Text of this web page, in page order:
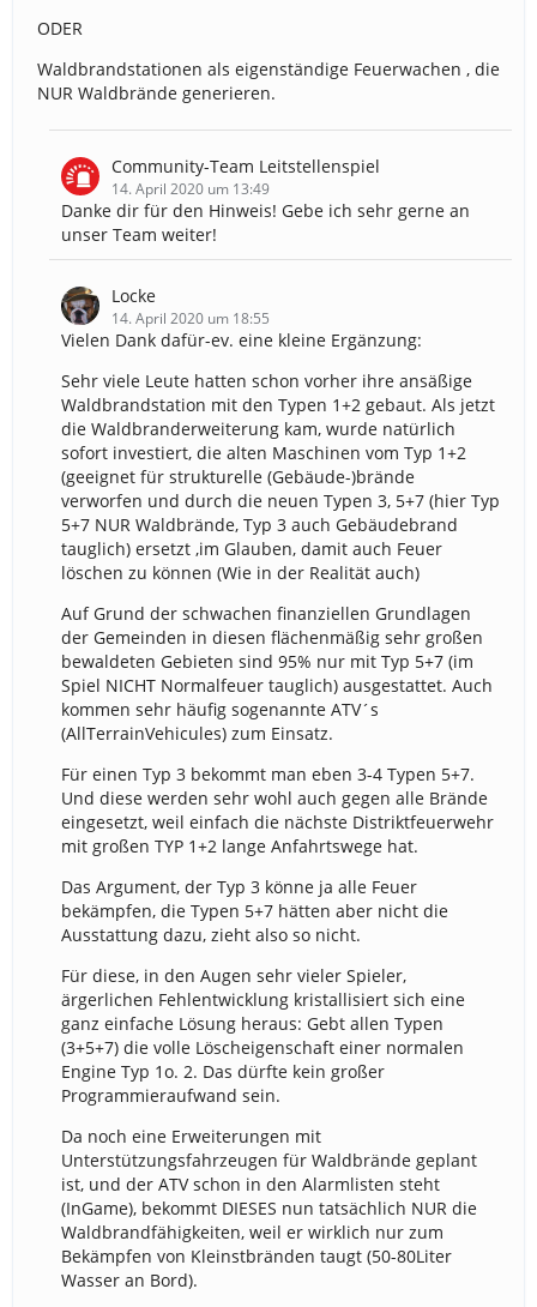
ODER
Waldbrandstationen als eigenständige Feuerwachen , die
NUR Waldbrände generieren.
Community-Team Leitstellenspiel
14. April 2020 um 13:49
Danke dir für den Hinweis! Gebe ich sehr gerne an
unser Team weiter!
Locke
14. April 2020 um 18:55
Vielen Dank dafür-ev. eine kleine Ergänzung:
Sehr viele Leute hatten schon vorher ihre ansäßige
Waldbrandstation mit den Typen 1+2 gebaut. Als jetzt
die Waldbranderweiterung kam, wurde natürlich
sofort investiert, die alten Maschinen vom Typ 1+2
(geeignet für strukturelle (Gebäude-)brände
verworfen und durch die neuen Typen 3, 5+7 (hier Typ
5+7 NUR Waldbrände, Typ 3 auch Gebäudebrand
tauglich) ersetzt ,im Glauben, damit auch Feuer
löschen zu können (Wie in der Realität auch)
Auf Grund der schwachen finanziellen Grundlagen
der Gemeinden in diesen flächenmäßig sehr großen
bewaldeten Gebieten sind 95% nur mit Typ 5+7 (im
Spiel NICHT Normalfeuer tauglich) ausgestattet. Auch
kommen sehr häufig sogenannte ATV´s
(AllTerrainVehicules) zum Einsatz.
Für einen Typ 3 bekommt man eben 3-4 Typen 5+7.
Und diese werden sehr wohl auch gegen alle Brände
eingesetzt, weil einfach die nächste Distriktfeuerwehr
mit großen TYP 1+2 lange Anfahrtswege hat.
Das Argument, der Typ 3 könne ja alle Feuer
bekämpfen, die Typen 5+7 hätten aber nicht die
Ausstattung dazu, zieht also so nicht.
Für diese, in den Augen sehr vieler Spieler,
ärgerlichen Fehlentwicklung kristallisiert sich eine
ganz einfache Lösung heraus: Gebt allen Typen
(3+5+7) die volle Löscheigenschaft einer normalen
Engine Typ 1o. 2. Das dürfte kein großer
Programmieraufwand sein.
Da noch eine Erweiterungen mit
Unterstützungsfahrzeugen für Waldbrände geplant
ist, und der ATV schon in den Alarmlisten steht
(InGame), bekommt DIESES nun tatsächlich NUR die
Waldbrandfähigkeiten, weil er wirklich nur zum
Bekämpfen von Kleinstbränden taugt (50-80Liter
Wasser an Bord).